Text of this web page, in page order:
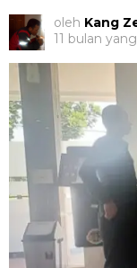
oleh Kang
11 bulan